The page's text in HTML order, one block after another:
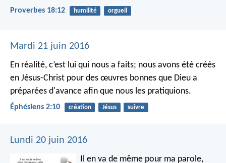
Proverbes 18:12 humilité orgueil
Mardi 21 juin 2016
En réalité, c’est lui qui nous a faits; nous avons été créés
en Jésus-Christ pour des œuvres bonnes que Dieu a
préparées d'avance afin que nous les pratiquions.
Éphésiens 2:10 création Jésus suivre
Lundi 20 juin 2016
Il en va de même pour ma parole,